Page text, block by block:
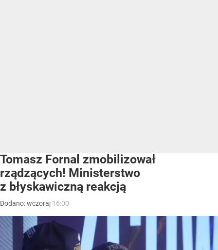
Tomasz Fornal zmobilizował
rządzących! Ministerstwo
z błyskawiczną reakcją
Dodano:wczoraj 16:00